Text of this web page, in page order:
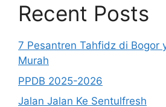
Recent Posts
7 Pesantren Tahfidz di Bogor
Murah
PPDB 2025-2026
Jalan Jalan Ke Sentulfresh